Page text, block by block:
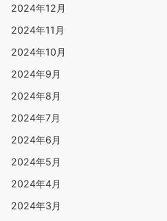
2024年12月
2024年11月
2024年10月
2024年9月
2024年8月
2024年7月
2024年6月
2024年5月
2024年4月
2024年3月